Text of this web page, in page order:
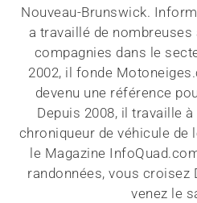
Nouveau-Brunswick.
a travaillé de
compagnies dans le
2002, il fonde
devenu une référence
Depuis 2008, il travaille
chroniqueur de véhicule de
le Magazine
randonnées, vous croisez
venez le